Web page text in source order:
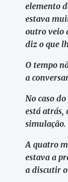
elemento
estava
outro veio
diz o que
O tempo
a
No caso
está atrás,
simulação.
A quatro
estava a
a discutir